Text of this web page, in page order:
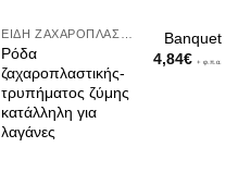
Ρόδα
ζαχαροπλαστικής-
τρυπήματος ζύμης
κατάλληλη για
λαγάνες
Banquet
4,84€ + φ.π.α.